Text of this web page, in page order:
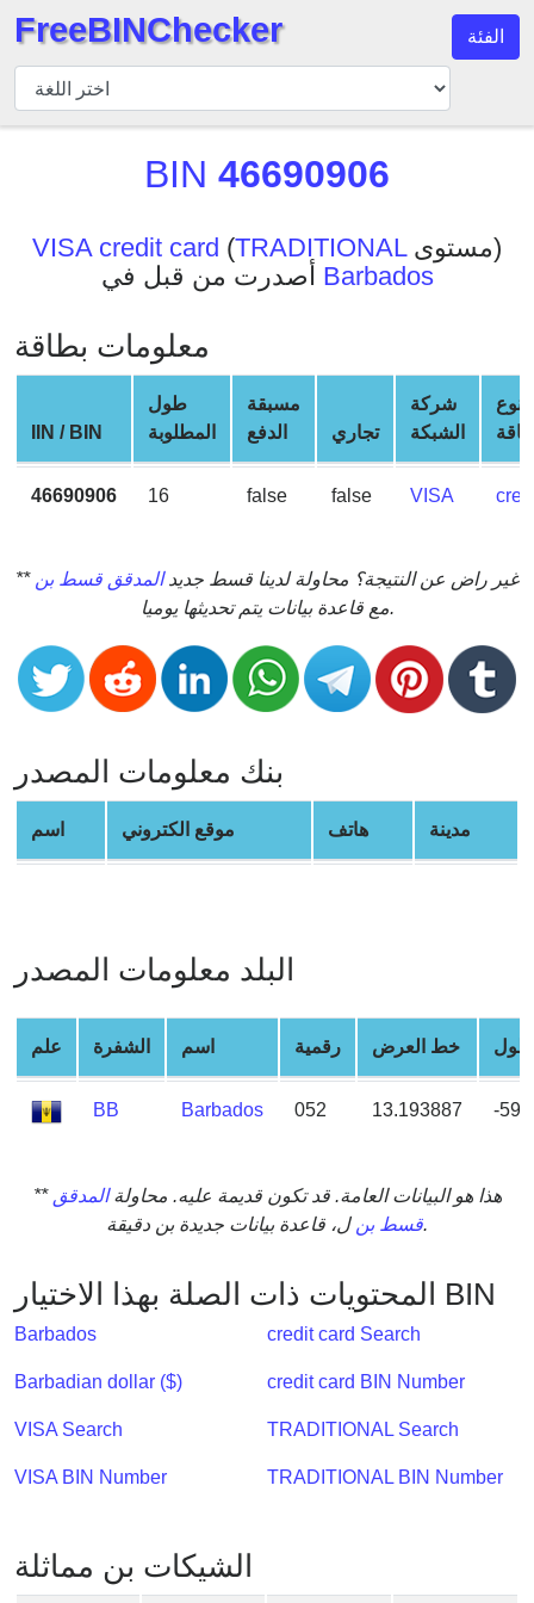
مدقق
BIN
BIN
BIN
Generator
Checker
v2
BIN
Generator
from
Credit
Card
Credit
Card
Generator
Generator
Credit
Card
from
BIN
Card
Checker
What
is
My
Address
IP
BIN
FreeBINChecker الفئة
BIN 46690906
VISA credit card (TRADITIONALمستوى)
Barbados
معلومات بطاقة
IIN / BIN
طول
المطلوبة
مسبقة
الدفع
تجاري
شركة
الشبكة
نوع
46690906 16 false false VISA
** غير راض عن النتيجة؟ محاولة لدينا قسط جديدالمدقق قسط بن
مع قاعدة بيانات يتم تحديثها يوميا.
بنك معلومات المصدر
اسم موقع الكتروني هاتف مدينة
البلد معلومات المصدر
علم الشفرة اسم رقمية خط العرض
BB Barbados 052 13.193887 -
** هذا هو البيانات العامة. قد تكون قديمة عليه. محاولةالمدقق
قسط بنل، قاعدة بيانات جديدة بن دقيقة.
المحتويات ذات الصلة بهذا الاختيار BIN
Barbados
Barbadian dollar ($)
VISA Search
VISA BIN Number
credit card Search
credit card BIN Number
TRADITIONAL Search
TRADITIONAL BIN Number
الشيكات بن مماثلة